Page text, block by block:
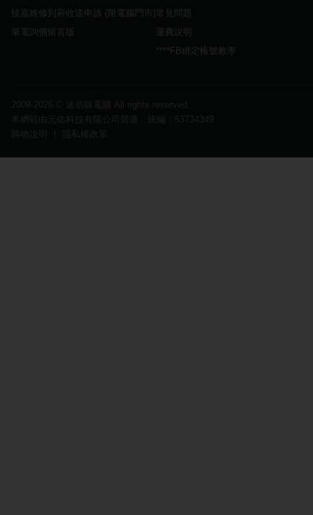
技嘉維修到府收送申請 (限電腦門市)
筆電詢價留言版
常見問題
運費說明
****FB綁定帳號教學